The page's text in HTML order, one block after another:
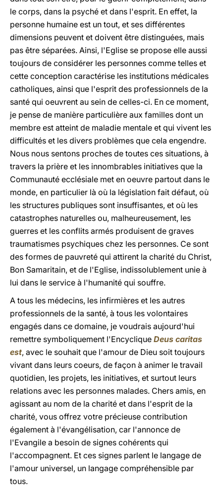
le corps, dans la psyché et dans l'esprit. En effet, la
personne humaine est un tout, et ses différentes
dimensions peuvent et doivent être distinguées, mais
pas être séparées. Ainsi, l'Eglise se propose elle aussi
toujours de considérer les personnes comme telles et
cette conception caractérise les institutions médicales
catholiques, ainsi que l'esprit des professionnels de la
santé qui oeuvrent au sein de celles-ci. En ce moment,
je pense de manière particulière aux familles dont un
membre est atteint de maladie mentale et qui vivent les
difficultés et les divers problèmes que cela engendre.
Nous nous sentons proches de toutes ces situations, à
travers la prière et les innombrables initiatives que la
Communauté ecclésiale met en oeuvre partout dans le
monde, en particulier là où la législation fait défaut, où
les structures publiques sont insuffisantes, et où les
catastrophes naturelles ou, malheureusement, les
guerres et les conflits armés produisent de graves
traumatismes psychiques chez les personnes. Ce sont
des formes de pauvreté qui attirent la charité du Christ,
Bon Samaritain, et de l'Eglise, indissolublement unie à
lui dans le service à l'humanité qui souffre.
A tous les médecins, les infirmières et les autres
professionnels de la santé, à tous les volontaires
engagés dans ce domaine, je voudrais aujourd'hui
remettre symboliquement l'Encyclique Deus caritas
est, avec le souhait que l'amour de Dieu soit toujours
vivant dans leurs coeurs, de façon à animer le travail
quotidien, les projets, les initiatives, et surtout leurs
relations avec les personnes malades. Chers amis, en
agissant au nom de la charité et dans l'esprit de la
charité, vous offrez votre précieuse contribution
également à l'évangélisation, car l'annonce de
l'Evangile a besoin de signes cohérents qui
l'accompagnent. Et ces signes parlent le langage de
l'amour universel, un langage compréhensible par
tous.